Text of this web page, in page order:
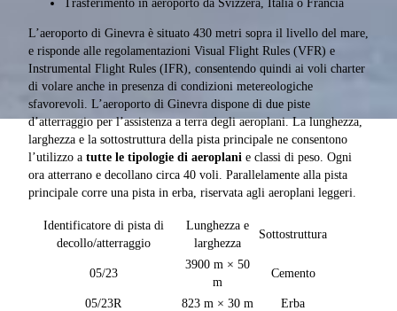
Trasferimento in aeroporto da Svizzera, Italia o Francia
L’aeroporto di Ginevra è situato 430 metri sopra il livello del mare,
e risponde alle regolamentazioni Visual Flight Rules (VFR) e
Instrumental Flight Rules (IFR), consentendo quindi ai voli charter
di volare anche in presenza di condizioni metereologiche
sfavorevoli. L’aeroporto di Ginevra dispone di due piste
d’atterraggio per l’assistenza a terra degli aeroplani. La lunghezza,
larghezza e la sottostruttura della pista principale ne consentono
l’utilizzo a tutte le tipologie di aeroplani e classi di peso. Ogni
ora atterrano e decollano circa 40 voli. Parallelamente alla pista
principale corre una pista in erba, riservata agli aeroplani leggeri.
Identificatore di pista di
decollo/atterraggio
Lunghezza e
larghezza
Sottostruttura
05/23
3900 m × 50
m
Cemento
05/23R 823 m × 30 m Erba